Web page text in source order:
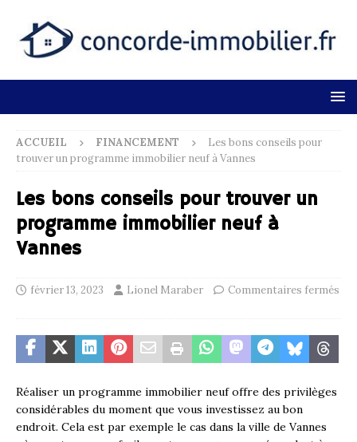
ACCUEIL FINANCEMENT
Les bons conseils pour
trouver un programme immobilier neuf à Vannes
Les bons conseils pour trouver un
programme immobilier neuf à
Vannes
février 13, 2023 Lionel Maraber Commentaires fermés
Réaliser un programme immobilier neuf offre des privilèges
considérables du moment que vous investissez au bon
endroit. Cela est par exemple le cas dans la ville de Vannes